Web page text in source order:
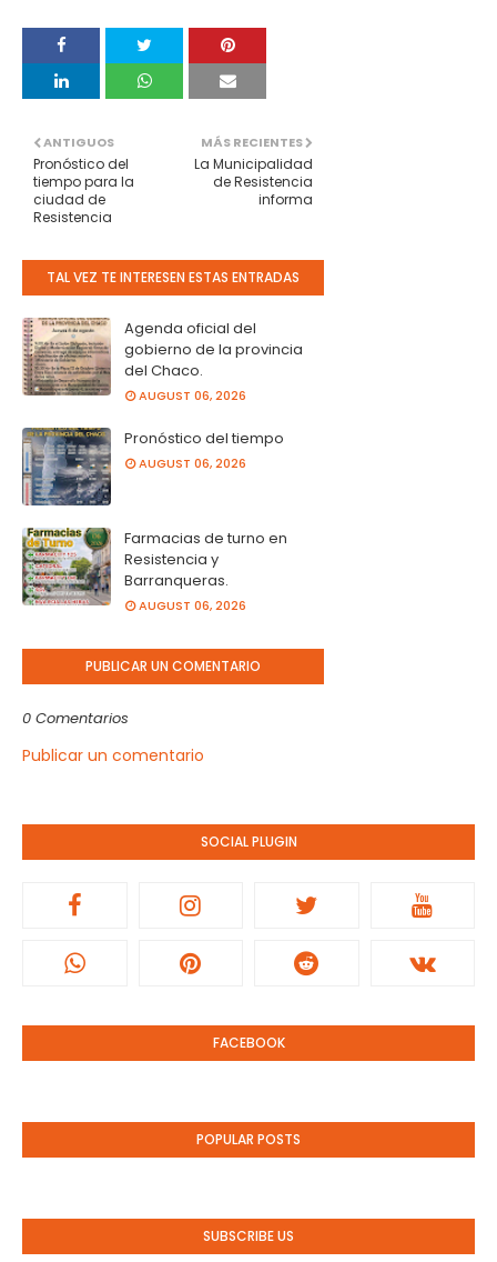
MÁS RECIENTES
La Municipalidad
de Resistencia
informa
ANTIGUOS
Pronóstico del
tiempo para la
ciudad de
Resistencia
TAL VEZ TE INTERESEN ESTAS ENTRADAS
Agenda oficial del
gobierno de la provincia
del Chaco.
AUGUST 06, 2026
Pronóstico del tiempo
AUGUST 06, 2026
Farmacias de turno en
Resistencia y
Barranqueras.
AUGUST 06, 2026
PUBLICAR UN COMENTARIO
0 Comentarios
Publicar un comentario
SOCIAL PLUGIN
FACEBOOK
POPULAR POSTS
SUBSCRIBE US